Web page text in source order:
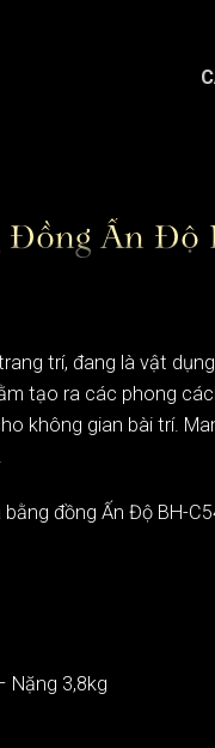
Đồng Ấn Độ
trí, đang là vật
tạo ra các phong
không gian bài trí.
đồng Ấn Độ BH-
Nặng 3,8kg